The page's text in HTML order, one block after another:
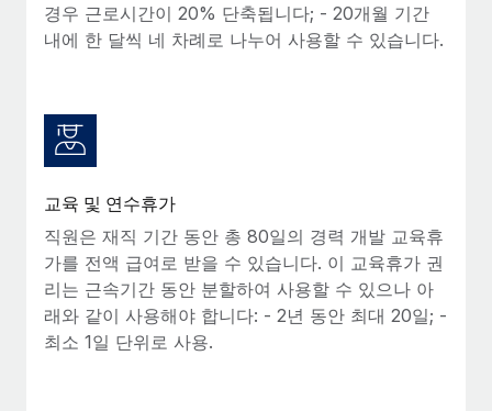
경우 근로시간이 20% 단축됩니다; - 20개월 기간
내에 한 달씩 네 차례로 나누어 사용할 수 있습니다.
교육 및 연수휴가
직원은 재직 기간 동안 총 80일의 경력 개발 교육휴
가를 전액 급여로 받을 수 있습니다. 이 교육휴가 권
리는 근속기간 동안 분할하여 사용할 수 있으나 아
래와 같이 사용해야 합니다: - 2년 동안 최대 20일; -
최소 1일 단위로 사용.